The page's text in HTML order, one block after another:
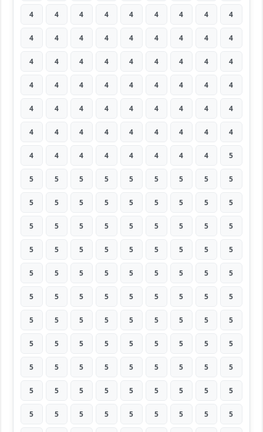
4 4 4 4 4 4 4 4 4
4 4 4 4 4 4 4 4 4
4 4 4 4 4 4 4 4 4
4 4 4 4 4 4 4 4 4
4 4 4 4 4 4 4 4 4
4 4 4 4 4 4 4 4 4
4 4 4 4 4 4 4 4 5
5 5 5 5 5 5 5 5 5
5 5 5 5 5 5 5 5 5
5 5 5 5 5 5 5 5 5
5 5 5 5 5 5 5 5 5
5 5 5 5 5 5 5 5 5
5 5 5 5 5 5 5 5 5
5 5 5 5 5 5 5 5 5
5 5 5 5 5 5 5 5 5
5 5 5 5 5 5 5 5 5
5 5 5 5 5 5 5 5 5
5 5 5 5 5 5 5 5 5